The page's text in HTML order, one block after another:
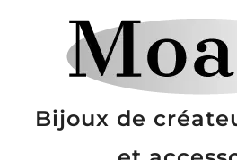
Bijoux de